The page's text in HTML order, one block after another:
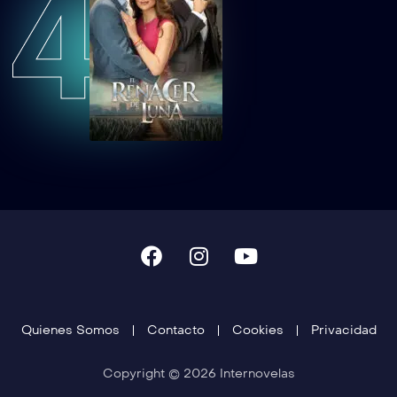
4
Quienes Somos Contacto Cookies Privacidad
Copyright © 2026 Internovelas